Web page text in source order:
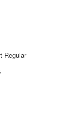
Regular